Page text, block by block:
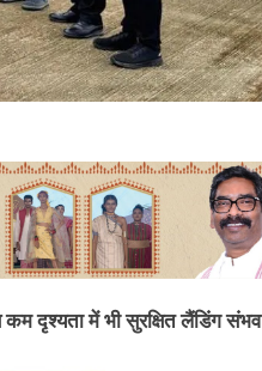
दृश्यता में भी सुरक्षित लैंडिंग संभव